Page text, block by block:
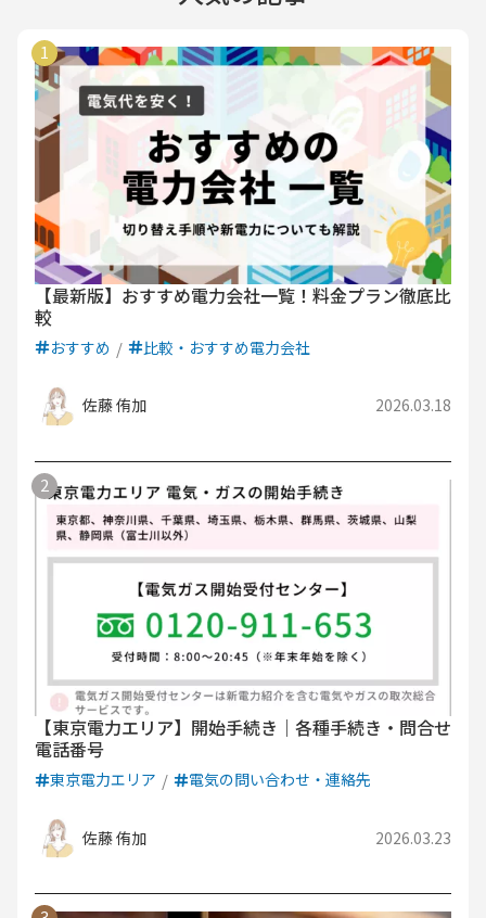
【最新版】おすすめ電力会社一覧！料金プラン徹底比
較
おすすめ 比較・おすすめ電力会社
佐藤 侑加 2026.03.18
【東京電力エリア】開始手続き｜各種手続き・問合せ
電話番号
東京電力エリア 電気の問い合わせ・連絡先
佐藤 侑加 2026.03.23